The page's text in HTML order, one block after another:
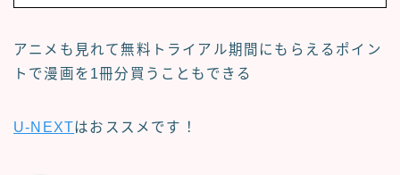
アニメも見れて無料トライアル期間にもらえるポイン
トで漫画を1冊分買うこともできる
U-NEXTはおススメです！